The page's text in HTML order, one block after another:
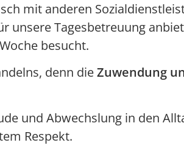
mit anderen
unsere Tagesbetreuung
besucht.
denn dieZuwendung
und Abwechslung in den
Respekt.